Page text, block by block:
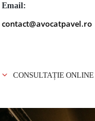
Email:
contact@avocatpavel.ro
CONSULTAȚIE ONLINE